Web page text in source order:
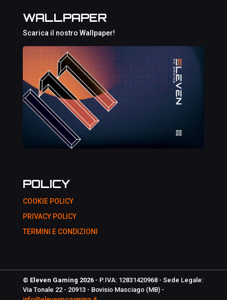
WALLPAPER
Scarica il nostro Wallpaper!
POLICY
COOKIE POLICY
PRIVACY POLICY
TERMINI E CONDIZIONI
© Eleven Gaming 2026 - P.IVA: 12831420968 - Sede Legale:
Via Tonale 22 - 20913 - Bovisio Masciago (MB) -